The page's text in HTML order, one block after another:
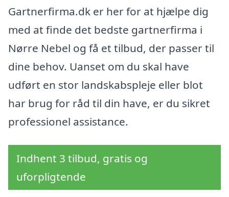
Gartnerfirma.dk er her for at hjælpe dig
med at finde det bedste gartnerfirma i
Nørre Nebel og få et tilbud, der passer til
dine behov. Uanset om du skal have
udført en stor landskabspleje eller blot
har brug for råd til din have, er du sikret
professionel assistance.
Indhent 3 tilbud, gratis og
uforpligtende